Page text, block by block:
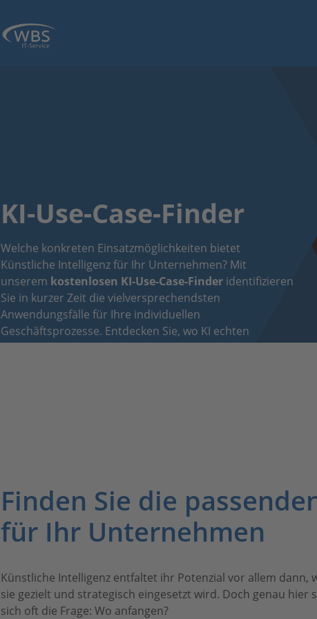
KI-Use-Case-Finder
Welche konkreten Einsatzmöglichkeiten bietet
Künstliche Intelligenz für Ihr Unternehmen? Mit
unserem kostenlosen KI-Use-Case-Finder identifizieren
Sie in kurzer Zeit die vielversprechendsten
Anwendungsfälle für Ihre individuellen
Geschäftsprozesse. Entdecken Sie, wo KI echten
Mehrwert schafft – praxisnah, strukturiert und auf Ihre
Finden Sie die
für Ihr Unternehmen
Künstliche Intelligenz entfaltet ihr Potenzial vor allem dann,
sie gezielt und strategisch eingesetzt wird. Doch genau hier
sich oft die Frage: Wo anfangen?